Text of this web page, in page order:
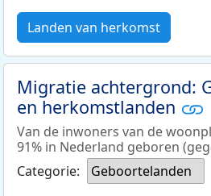
Landen van herkomst
Migratie achtergrond:
en herkomstlanden
Van de inwoners van de
91% in Nederland geboren
Categorie:
Geboortelanden